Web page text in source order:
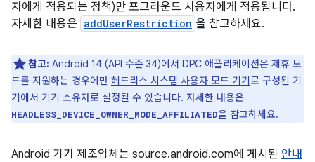
자에게 적용되는 정책)만 포그라운드 사용자에게 적용됩니다.
자세한 내용은 addUserRestriction 을 참고하세요.
참고: Android 14 (API 수준 34)에서 DPC 애플리케이션은 제휴 모
드를 지원하는 경우에만 헤드리스 시스템 사용자 모드 기기로 구성된 기
기에서 기기 소유자로 설정될 수 있습니다. 자세한 내용은
HEADLESS_DEVICE_OWNER_MODE_AFFILIATED을 참고하세요.
Android 기기 제조업체는 source.android.com에 게시된 안내